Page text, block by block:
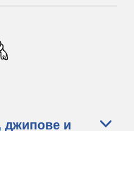
джипове и